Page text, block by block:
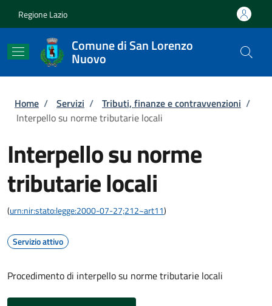
Regione Lazio
Comune di San Lorenzo
Nuovo
Briciole di pane
Home / Servizi / Tributi, finanze e contravvenzioni /
Interpello su norme tributarie locali
Interpello su norme
tributarie locali
(urn:nir:stato:legge:2000-07-27;212~art11)
Servizio attivo
Procedimento di interpello su norme tributarie locali